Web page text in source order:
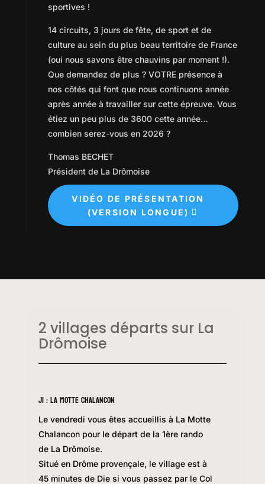
sportives !
14 circuits, 3 jours de fête, de sport et de
culture au sein du plus beau territoire de France
(oui nous savons être chauvins par moment !).
Que demandez de plus ? VOTRE présence à
nos côtés qui font que nous continuons année
après année à travailler sur cette épreuve. Vous
étiez un peu plus de 3600 cette année…
combien serez-vous en 2026 ?
Thomas BECHET
Président de La Drômoise
VIDÉO DE PRÉSENTATION
(VERSION LONGUE)
2 villages départs sur La
Drômoise
J1 : LA MOTTE CHALANCON
Le vendredi vous êtes accueillis à La Motte
Chalancon pour le départ de la 1ère rando
de La Drômoise.
Situé en Drôme provençale, le village est à
45 minutes de Die si vous passez par le Col